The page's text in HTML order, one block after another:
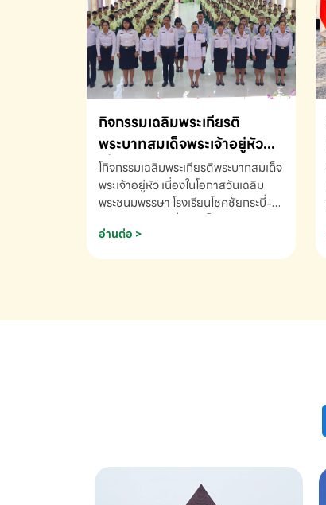
กิจกรรมเฉลิมพระเกียรติ
พระบาทสมเด็จพระเจ้าอยู่หัว
เนื่องในโอกาสวันเฉลิม
พระชนมพรรษา
โกิจกรรมเฉลิมพระเกียรติพระบาทสมเด็จ
พระเจ้าอยู่หัว เนื่องในโอกาสวันเฉลิม
พระชนมพรรษา โรงเรียนโชคชัยกระบี่-
691910
อ่านต่อ >